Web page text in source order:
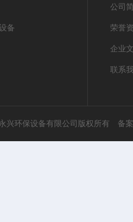
备
公司
荣誉
企业
联系
兴环保设备有限公司版权所有 备